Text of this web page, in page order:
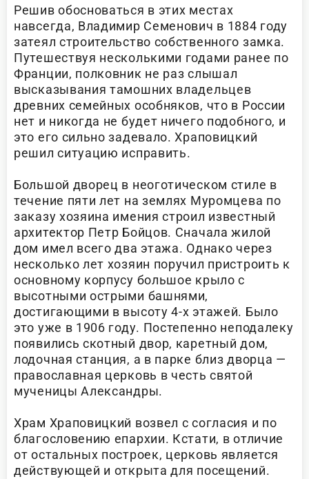
Решив обосноваться в этих местах
навсегда, Владимир Семенович в 1884 году
затеял строительство собственного замка.
Путешествуя несколькими годами ранее по
Франции, полковник не раз слышал
высказывания тамошних владельцев
древних семейных особняков, что в России
нет и никогда не будет ничего подобного, и
это его сильно задевало. Храповицкий
решил ситуацию исправить.
Большой дворец в неоготическом стиле в
течение пяти лет на землях Муромцева по
заказу хозяина имения строил известный
архитектор Петр Бойцов. Сначала жилой
дом имел всего два этажа. Однако через
несколько лет хозяин поручил пристроить к
основному корпусу большое крыло с
высотными острыми башнями,
достигающими в высоту 4-х этажей. Было
это уже в 1906 году. Постепенно неподалеку
появились скотный двор, каретный дом,
лодочная станция, а в парке близ дворца —
православная церковь в честь святой
мученицы Александры.
Храм Храповицкий возвел с согласия и по
благословению епархии. Кстати, в отличие
от остальных построек, церковь является
действующей и открыта для посещений.